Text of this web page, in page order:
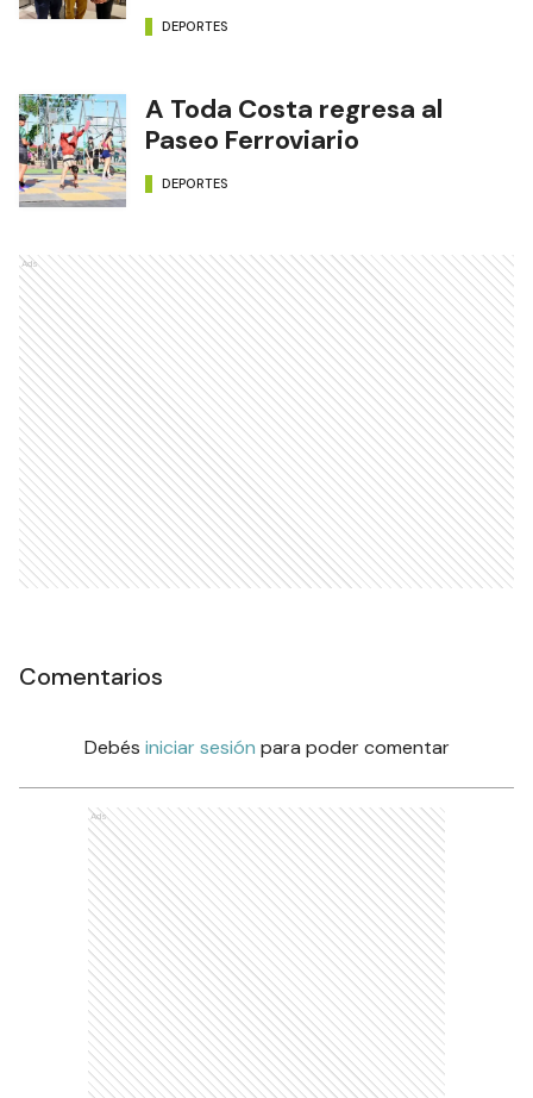
DEPORTES
A Toda Costa regresa al
Paseo Ferroviario
DEPORTES
Ads
Comentarios
Debés iniciar sesión para poder comentar
Ads